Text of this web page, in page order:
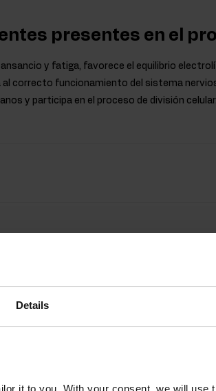
Details
it to you. With your consent, we will use
presentes en el
y fatiga, favorece el equilibrio
correcto funcionamiento del sistema
y participa en el proceso de división celular.